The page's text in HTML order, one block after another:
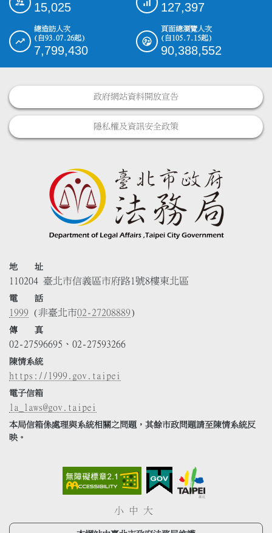
15,025 127,397
總造訪人次
(自93.07.26起)
7,799,430
頁面總瀏覽人次
(自105.7.15起)
90,388,552
政府網站資料開放宣告
隱私權及資訊安全政策
地 址
110204 臺北市信義區市府路1號8樓東北區
電 話
1999 (非臺北市02-27208889)
傳 真
02-27596695、02-27593266
陳情系統
https://1999.gov.taipei
電子信箱
la_laws@gov.taipei
本局信箱係處理與系統相關之問題，其餘市政問題請至陳情系統反
映。
小 中 大